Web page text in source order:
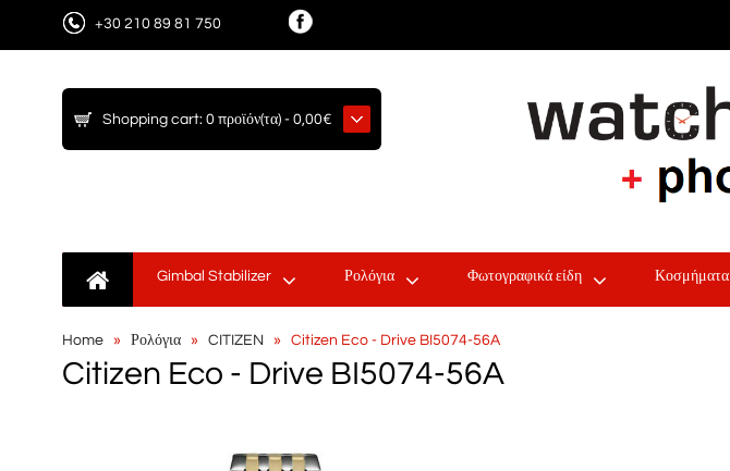
+30 210 89 81 750
Shopping cart: 0 προϊόν(τα) - 0,00€
Gimbal Stabilizer Ρολόγια Φωτογραφικά είδη Κοσμήματα
Home Ρολόγια CITIZEN Citizen Eco - Drive BI5074-56A
Citizen Eco - Drive BI5074-56A